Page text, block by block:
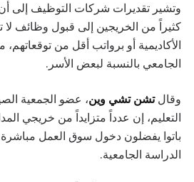
وتشير تقديرات شركات التوظيف إلى أن
كثيراً من الخريجين إلى قبول وظائف لا
الأكاديمية أو برواتب أقل من توقعاتهم،
الجامعي بالنسبة لبعض الأسر.
وقالتشن تشي وين، عضو الجمعية
التعليم، إن عدداً متزايداً من خريجي
باتوا يفضلون دخول سوق العمل
الدراسة الجامعية.